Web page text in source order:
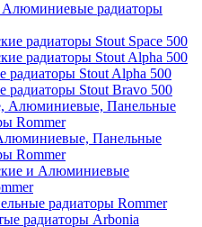
Алюминиевые радиаторы
радиаторы Stout Space 500
радиаторы Stout Alpha 500
Stout Alpha 500
Stout Bravo 500
Панельные
Rommer
и Алюминиевые
радиаторы Rommer